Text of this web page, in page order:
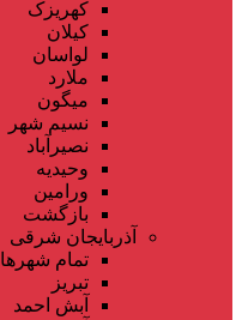
کهریزک
کیلان
لواسان
ملارد
میگون
نسیم شهر
نصیرآباد
وحیدیه
ورامین
بازگشت
آذربایجان شرقی
تمام شهر‌ها
تبریز
آبش احمد